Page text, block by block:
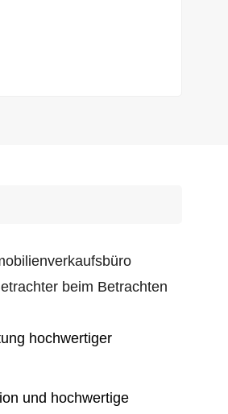
beim Betrachten
hochwertiger
und hochwertige